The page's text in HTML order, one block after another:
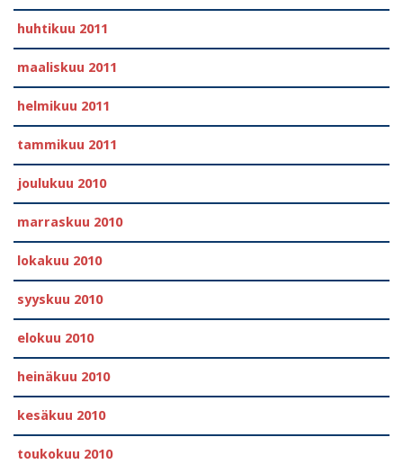
huhtikuu 2011
maaliskuu 2011
helmikuu 2011
tammikuu 2011
joulukuu 2010
marraskuu 2010
lokakuu 2010
syyskuu 2010
elokuu 2010
heinäkuu 2010
kesäkuu 2010
toukokuu 2010